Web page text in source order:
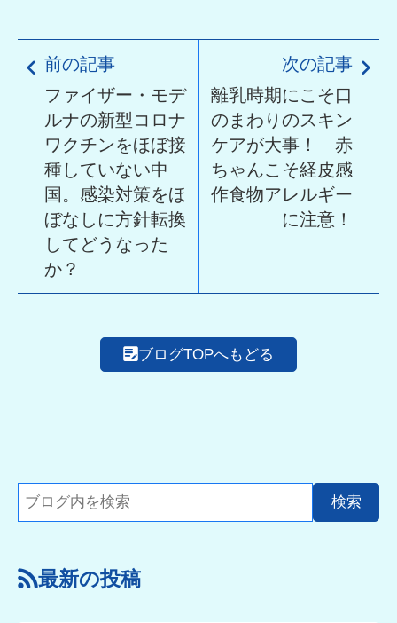
前の記事
ファイザー・モデ
ルナの新型コロナ
ワクチンをほぼ接
種していない中
国。感染対策をほ
ぼなしに方針転換
してどうなった
か？
次の記事
離乳時期にこそ口
のまわりのスキン
ケアが大事！ 赤
ちゃんこそ経皮感
作食物アレルギー
に注意！
ブログTOPへもどる
最新の投稿